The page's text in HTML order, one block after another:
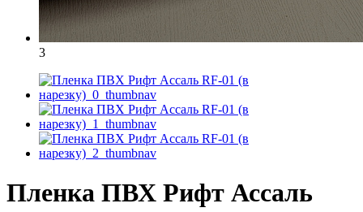
3
Пленка ПВХ Рифт Ассаль